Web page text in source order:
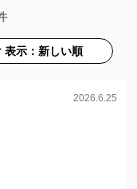
表示：新しい順
2026.6.25